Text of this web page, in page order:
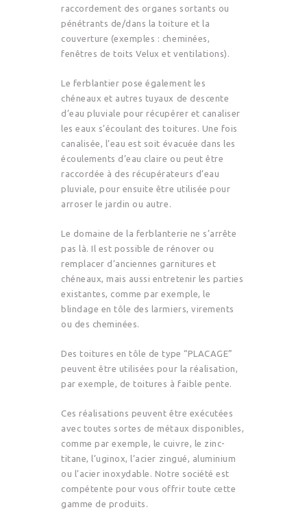
raccordement des organes sortants ou
pénétrants de/dans la toiture et la
couverture (exemples : cheminées,
fenêtres de toits Velux et ventilations).
Le ferblantier pose également les
chéneaux et autres tuyaux de descente
d’eau pluviale pour récupérer et canaliser
les eaux s’écoulant des toitures. Une fois
canalisée, l’eau est soit évacuée dans les
écoulements d’eau claire ou peut être
raccordée à des récupérateurs d’eau
pluviale, pour ensuite être utilisée pour
arroser le jardin ou autre.
Le domaine de la ferblanterie ne s’arrête
pas là. Il est possible de rénover ou
remplacer d’anciennes garnitures et
chéneaux, mais aussi entretenir les parties
existantes, comme par exemple, le
blindage en tôle des larmiers, virements
ou des cheminées.
Des toitures en tôle de type “PLACAGE”
peuvent être utilisées pour la réalisation,
par exemple, de toitures à faible pente.
Ces réalisations peuvent être exécutées
avec toutes sortes de métaux disponibles,
comme par exemple, le cuivre, le zinc-
titane, l’uginox, l’acier zingué, aluminium
ou l’acier inoxydable. Notre société est
compétente pour vous offrir toute cette
gamme de produits.